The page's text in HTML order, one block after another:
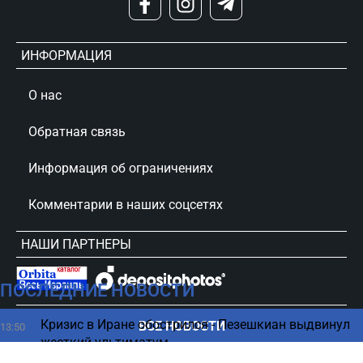
ПОСЛЕДНИЕ НОВОСТИ
13:50
Кризис в Иране обострился - Пезешкиан выдвинул
жесткий ультиматум
ВСЕ НОВОСТИ
ИНФОРМАЦИЯ
О нас
Обратная связь
Информация об ограничениях
Комментарии в наших соцсетях
НАШИ ПАРТНЕРЫ
сursorinfo.co.il © Все права защищены